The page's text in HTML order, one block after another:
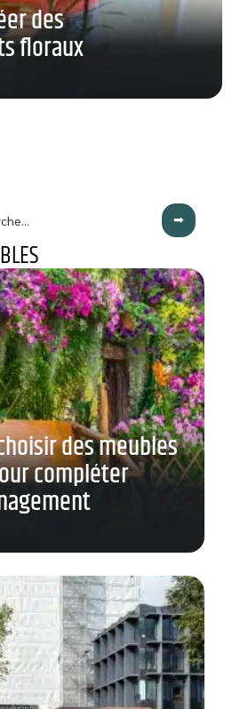
des
floraux
des meubles
compléter